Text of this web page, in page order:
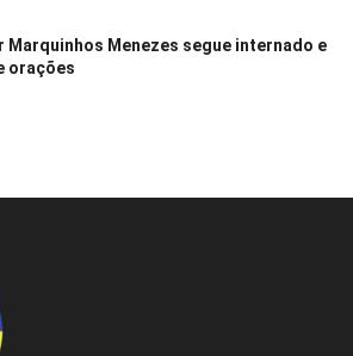
Marquinhos Menezes segue internado e
orações